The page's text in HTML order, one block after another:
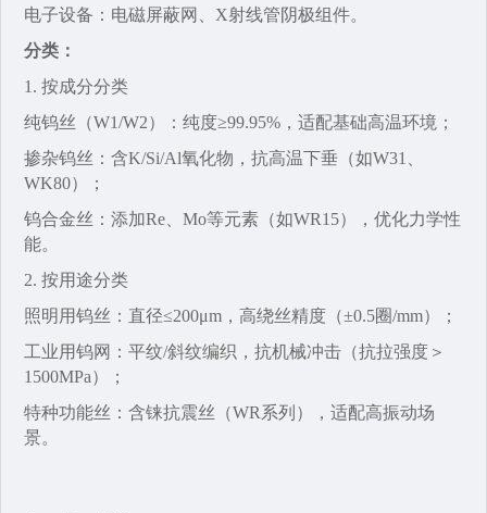
电子设备‌：电磁屏蔽网、X射线管阴极组件。
分类：
1. 按成分分类‌
纯钨丝‌（W1/W2）：纯度≥99.95%，适配基础高温环境；
掺杂钨丝‌：含K/Si/Al氧化物，抗高温下垂（如W31、
WK80）；
钨合金丝‌：添加Re、Mo等元素（如WR15），优化力学性
能。
2. 按用途分类‌
照明用钨丝‌：直径≤200μm，高绕丝精度（±0.5圈/mm）；
工业用钨网‌：平纹/斜纹编织，抗机械冲击（抗拉强度＞
1500MPa）；
特种功能丝‌：含铼抗震丝（WR系列），适配高振动场
景。